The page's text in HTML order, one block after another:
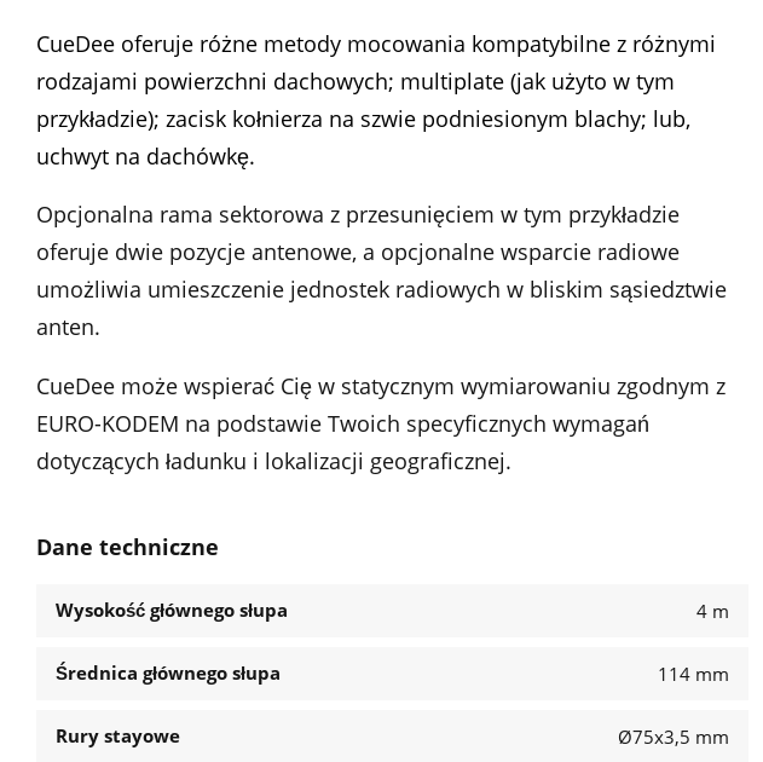
CueDee oferuje różne metody mocowania kompatybilne z różnymi
rodzajami powierzchni dachowych; multiplate (jak użyto w tym
przykładzie); zacisk kołnierza na szwie podniesionym blachy; lub,
uchwyt na dachówkę.
Opcjonalna rama sektorowa z przesunięciem w tym przykładzie
oferuje dwie pozycje antenowe, a opcjonalne wsparcie radiowe
umożliwia umieszczenie jednostek radiowych w bliskim sąsiedztwie
anten.
CueDee może wspierać Cię w statycznym wymiarowaniu zgodnym z
EURO-KODEM na podstawie Twoich specyficznych wymagań
dotyczących ładunku i lokalizacji geograficznej.
Dane techniczne
Wysokość głównego słupa 4 m
Średnica głównego słupa 114 mm
Rury stayowe Ø75x3,5 mm